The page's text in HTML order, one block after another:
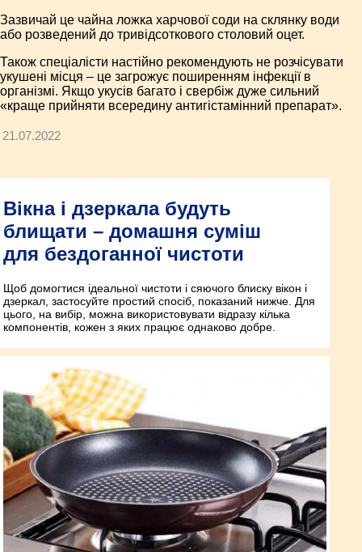
Зазвичай це чайна ложка харчової соди на склянку води
або розведений до тривідсоткового столовий оцет.
Також спеціалісти настійно рекомендують не розчісувати
укушені місця – це загрожує поширенням інфекції в
організмі. Якщо укусів багато і свербіж дуже сильний
«краще прийняти всередину антигістамінний препарат».
21.07.2022
Вікна і дзеркала будуть
блищати – домашня суміш
для бездоганної чистоти
Щоб домогтися ідеальної чистоти і сяючого блиску вікон і
дзеркал, застосуйте простий спосіб, показаний нижче. Для
цього, на вибір, можна використовувати відразу кілька
компонентів, кожен з яких працює однаково добре.